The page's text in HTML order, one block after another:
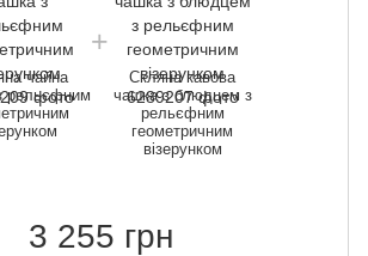
чайна
рельєфним
Скляна кавова
чашка з блюдцем з
рельєфним
геометричним
візерунком
3 255 грн